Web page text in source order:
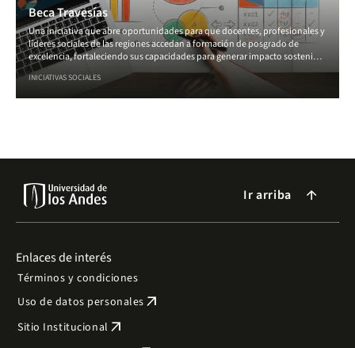
Beca Travesías
Una iniciativa que abre oportunidades para que docentes, profesionales y
líderes sociales de las regiones accedan a formación de posgrado de
excelencia, fortaleciendo sus capacidades para generar impacto sostenible
en sus comunidades y contribuir al desarrollo social, educativo y
ambiental del país.
INICIATIVAS SOCIALES
Ir arriba arrow_forward
Enlaces de interés
Términos y condiciones
Uso de datos personales arrow_outward
Sitio Institucional arrow_outward